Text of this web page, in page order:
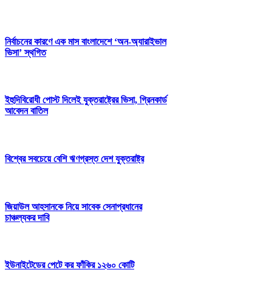
নির্বাচনের কারণে এক মাস বাংলাদেশে ‘অন-অ্যারাইভাল
ভিসা’ স্থগিত
ইহুদিবিরোধী পোস্ট দিলেই যুক্তরাষ্ট্রের ভিসা, গ্রিনকার্ড
আবেদন বাতিল
বিশ্বের সবচেয়ে বেশি ঋণগ্রস্ত দেশ যুক্তরাষ্ট্র
জিয়াউল আহসানকে নিয়ে সাবেক সেনাপ্রধানের
চাঞ্চল্যকর দাবি
ইউনাইটেডের পেটে কর ফাঁকির ১২৬০ কোটি